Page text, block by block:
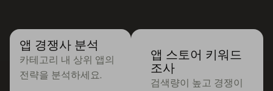
앱 경쟁사 분석
카테고리 내 상위 앱의
전략을 분석하세요.
앱 스토어 키워드
조사
검색량이 높고 경쟁이